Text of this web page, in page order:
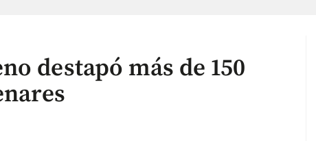
destapó más de 150